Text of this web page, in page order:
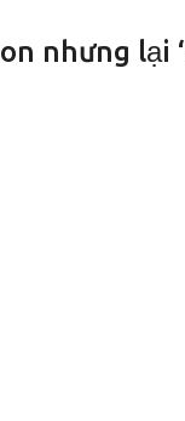
nhưng lại